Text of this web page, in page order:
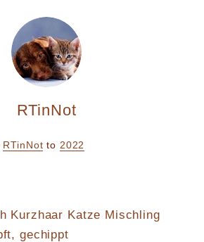
RTinNot
RTinNot to 2022
Kurzhaar Katze Mischling
gechippt